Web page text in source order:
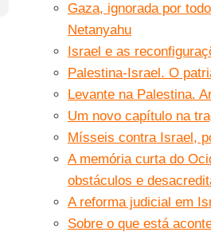
Gaza, ignorada por
Netanyahu
Israel e as
Palestina-Israel. O
Levante na Palestina.
Um novo capítulo na
Mísseis contra Israel,
A memória curta do
obstáculos e
A reforma judicial em
Sobre o que está